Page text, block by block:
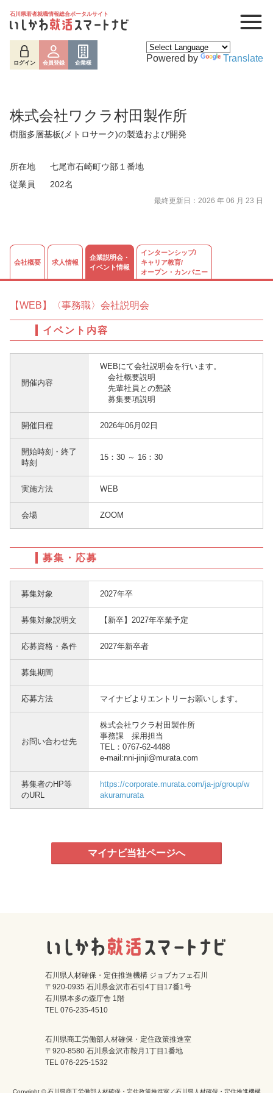
石川県若者就職情報総合ポータルサイト
ログイン 会員登録 企業様 Powered by Translate
株式会社ワクラ村田製作所
樹脂多層基板(メトロサーク)の製造および開発
所在地
七尾市石崎町ウ部１番地
従業員
202名
最終更新日：2026 年 06 月 23 日
会社概要 求人情報
企業説明会・
イベント情報
インターンシップ/
キャリア教育/
オープン・カンパニー
【WEB】〈事務職〉会社説明会
イベント内容
開催内容
WEBにて会社説明会を行います。
会社概要説明
先輩社員との懇談
募集要項説明
開催日程 2026年06月02日
開始時刻・終了
時刻
15：30 ～ 16：30
実施方法 WEB
会場 ZOOM
募集・応募
募集対象 2027年卒
募集対象説明文 【新卒】2027年卒業予定
応募資格・条件 2027年新卒者
募集期間
応募方法 マイナビよりエントリーお願いします。
お問い合わせ先
株式会社ワクラ村田製作所
事務課 採用担当
TEL：0767-62-4488
e-mail:nni-jinji@murata.com
募集者のHP等
のURL
https://corporate.murata.com/ja-jp/group/w
akuramurata
マイナビ当社ページへ
石川県人材確保・定住推進機構 ジョブカフェ石川
〒920-0935 石川県金沢市石引4丁目17番1号
石川県本多の森庁舎 1階
TEL 076-235-4510
石川県商工労働部人材確保・定住政策推進室
〒920-8580 石川県金沢市鞍月1丁目1番地
TEL 076-225-1532
Copyright © 石川県商工労働部人材確保・定住政策推進室／石川県人材確保・定住推進機構